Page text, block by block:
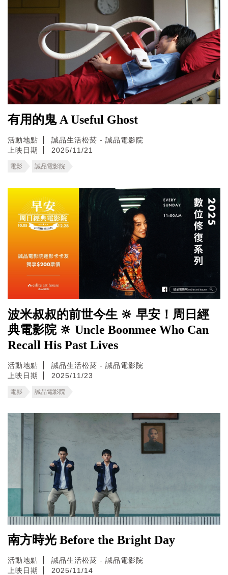
有用的鬼 A Useful Ghost
活動地點
誠品生活松菸 - 誠品電影院
上映日期
2025/11/21
電影 誠品電影院
波米叔叔的前世今生 🔆 早安！周日經
典電影院 🔆 Uncle Boonmee Who Can
Recall His Past Lives
活動地點
誠品生活松菸 - 誠品電影院
上映日期
2025/11/23
電影 誠品電影院
南方時光 Before the Bright Day
活動地點
誠品生活松菸 - 誠品電影院
上映日期
2025/11/14